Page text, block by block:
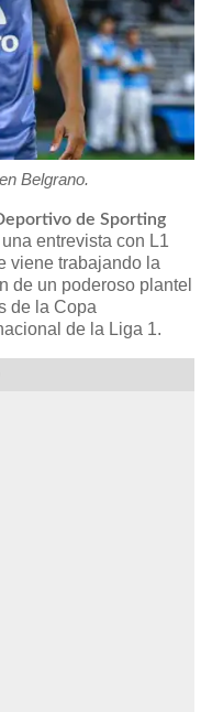
Belgrano.
de Sporting
entrevista con L1
viene trabajando la
de un poderoso plantel
de la Copa
de la Liga 1.